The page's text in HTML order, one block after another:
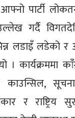
पार्टी
गर्दै
लडाइँ लडेको
। कार्यक्रममा
सूचना
र राष्ट्रिय